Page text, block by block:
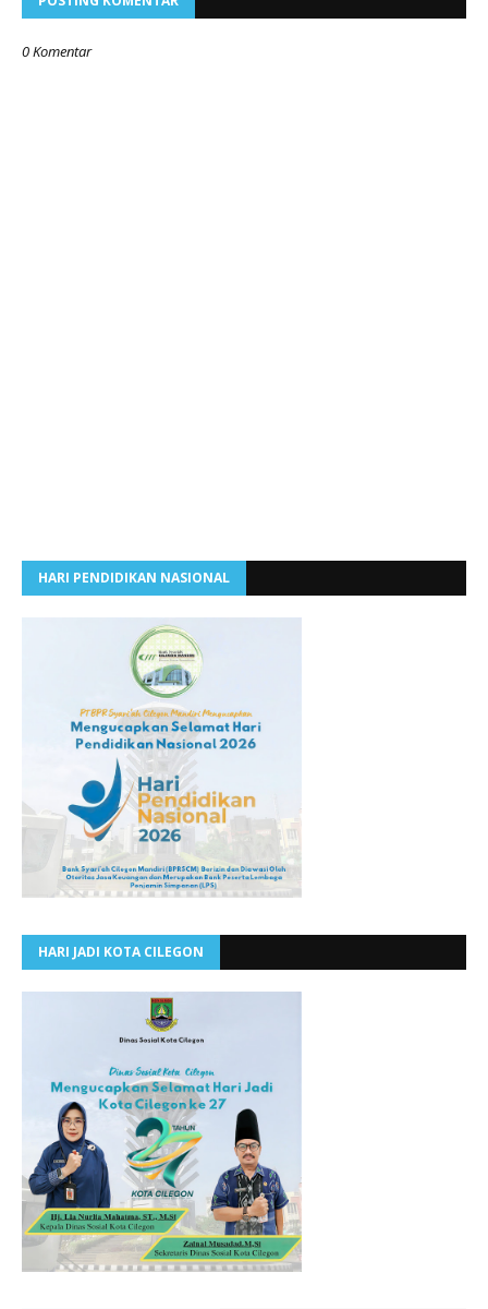
0 Komentar
HARI PENDIDIKAN NASIONAL
HARI JADI KOTA CILEGON